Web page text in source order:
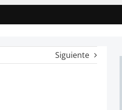
Siguiente